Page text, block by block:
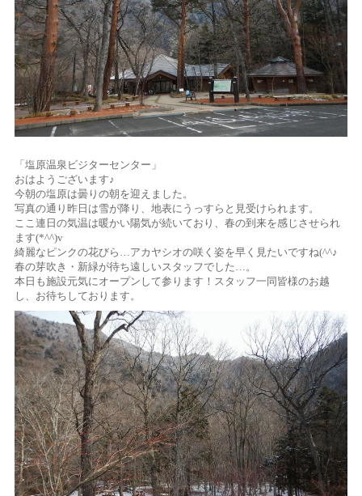
「塩原温泉ビジターセンター」
おはようございます♪
今朝の塩原は曇りの朝を迎えました。
写真の通り昨日は雪が降り、地表にうっすらと見受けられます。
ここ連日の気温は暖かい陽気が続いており、春の到来を感じさせられ
ます(*^^)v
綺麗なピンクの花びら…アカヤシオの咲く姿を早く見たいですね(^^♪
春の芽吹き・新緑が待ち遠しいスタッフでした…。
本日も施設元気にオープンして参ります！スタッフ一同皆様のお越
し、お待ちしております。